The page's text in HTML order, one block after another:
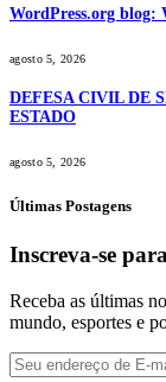
WordPress.org blog:
agosto 5, 2026
DEFESA CIVIL DE
ESTADO
agosto 5, 2026
Últimas Postagens
Inscreva-se
Receba as últimas
mundo, esportes e